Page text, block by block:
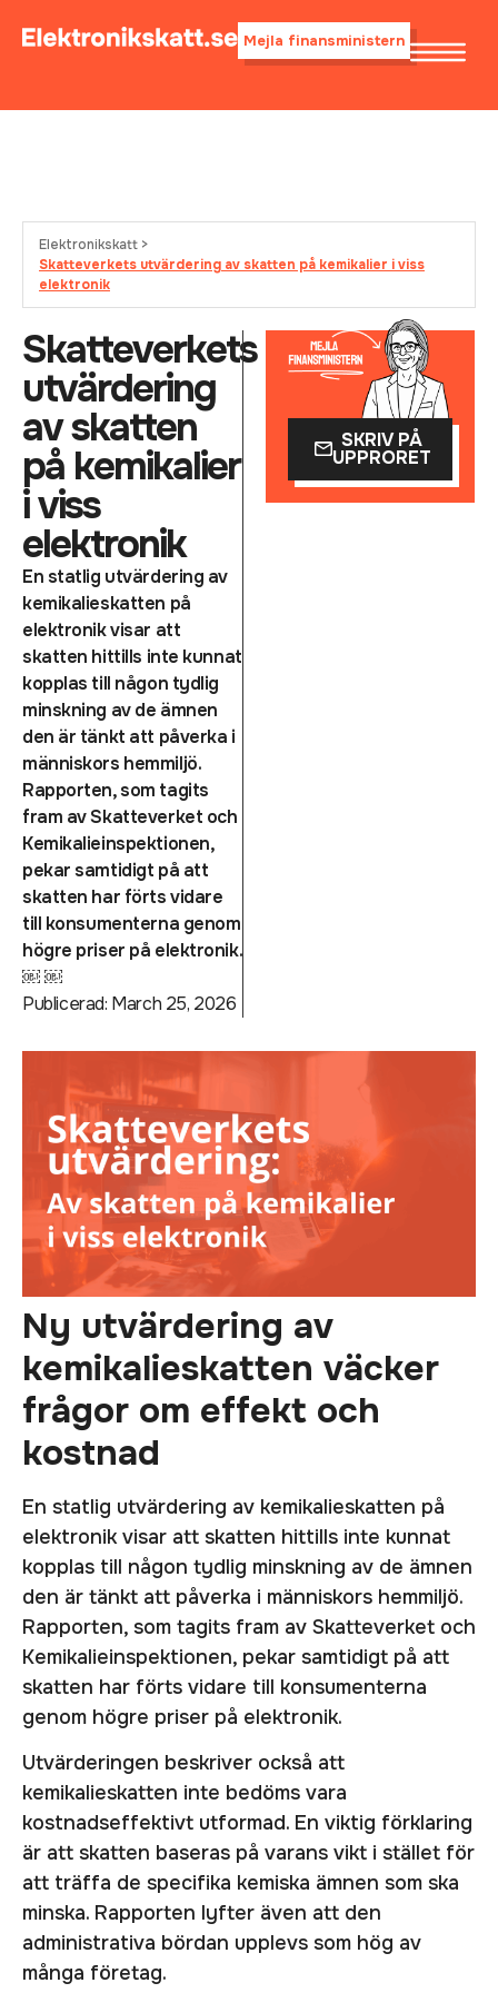
Mejla finansministern
Elektronikskatt >
Skatteverkets utvärdering av skatten på kemikalier i viss
elektronik
Skatteverkets
utvärdering
av skatten
på kemikalier
i viss
elektronik
En statlig utvärdering av
kemikalieskatten på
elektronik visar att
skatten hittills inte kunnat
kopplas till någon tydlig
minskning av de ämnen
den är tänkt att påverka i
människors hemmiljö.
Rapporten, som tagits
fram av Skatteverket och
Kemikalieinspektionen,
pekar samtidigt på att
skatten har förts vidare
till konsumenterna genom
högre priser på elektronik.
￼ ￼
Publicerad: March 25, 2026
SKRIV PÅ
UPPRORET
Ny utvärdering av
kemikalieskatten väcker
frågor om effekt och
kostnad
En statlig utvärdering av kemikalieskatten på
elektronik visar att skatten hittills inte kunnat
kopplas till någon tydlig minskning av de ämnen
den är tänkt att påverka i människors hemmiljö.
Rapporten, som tagits fram av Skatteverket och
Kemikalieinspektionen, pekar samtidigt på att
skatten har förts vidare till konsumenterna
genom högre priser på elektronik.
Utvärderingen beskriver också att
kemikalieskatten inte bedöms vara
kostnadseffektivt utformad. En viktig förklaring
är att skatten baseras på varans vikt i stället för
att träffa de specifika kemiska ämnen som ska
minska. Rapporten lyfter även att den
administrativa bördan upplevs som hög av
många företag.